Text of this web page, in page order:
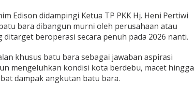
Edison didampingi Ketua TP PKK Hj. Heni Pertiwi
bara dibangun murni oleh perusahaan atau
ditarget beroperasi secara penuh pada 2026 nanti.
khusus batu bara sebagai jawaban aspirasi
mengeluhkan kondisi kota berdebu, macet hingga
dampak angkutan batu bara.